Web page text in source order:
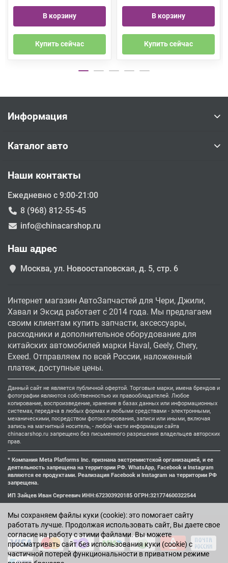
В корзину
Купить сейчас
В корзину
Купить сейчас
Мы cохраняем файлы куки (cookie): это помогает сайту
работать лучше. Продолжая использовать сайт, Вы даете свое
согласие на работу с этими файлами. Вы можете
просматривать сайт без использования куки (cookie) с
частичной потерей функциональности в приватном режиме
Информация
Каталог авто
Наши контакты
Ежедневно с 9:00-21:00
8 (968) 812-55-45
info@chinacarshop.ru
Наш адрес
Москва, ул. Новоостаповская, д. 5, стр. 6
Интернет магазин АвтоЗапчастей для Чери, Джили,
Хавал и Эксид работает с 2014 года. Мы предлагаем
своим клиентам купить запчасти, аксессуары,
расходники и дополнительное оборудование для
китайских автомобилей марки Haval, Geely, Chery,
Exeed. Отправляем по всей России, наложенный
платеж, доступные цены.
Данный сайт не является публичной офертой. Торговые марки, имена брендов и
фотографии являются собственностью их правообладателей. Любое
копирование, воспроизведение, хранение в базах данных или информационных
системах, передача в любых формах и любыми средствами - электронными,
механическими, посредством фотокопирования, записи или иными, включая
запись на магнитный носитель, - любой части информации сайта
chinacarshop.ru запрещено без письменного разрешения владельцев авторских
прав.
* Компания Meta Platforms Inc. признана экстремистской организацией, и ее
деятельность запрещена на территории РФ. WhatsApp, Facebook и Instagram
являются ее продуктами. Реализация Facebook и Instagram на территории РФ
запрещена.
ИП Зайцев Иван Сергеевич ИНН:672303920185 ОГРН:321774600322544